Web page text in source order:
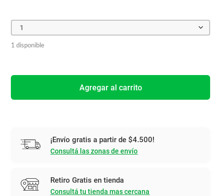
1
1 disponible
Agregar al carrito
¡Envío gratis a partir de $4.500!
Consultá las zonas de envío
Retiro Gratis en tienda
Consultá tu tienda mas cercana